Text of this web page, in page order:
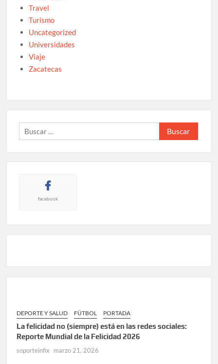
Travel
Turismo
Uncategorized
Universidades
Viaje
Zacatecas
Buscar:
facebook
DEPORTE Y SALUD FÚTBOL PORTADA
La felicidad no (siempre) está en las redes sociales:
Reporte Mundial de la Felicidad 2026
soporteinfix marzo 21, 2026